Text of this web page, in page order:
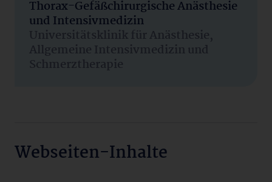
Thorax-Gefäßchirurgische Anästhesie
und Intensivmedizin
Universitätsklinik für Anästhesie,
Allgemeine Intensivmedizin und
Schmerztherapie
Webseiten-Inhalte